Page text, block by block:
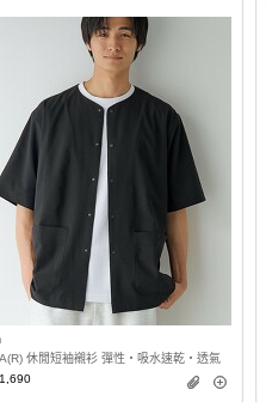
休閒短袖襯衫 彈性・吸水速乾・透氣